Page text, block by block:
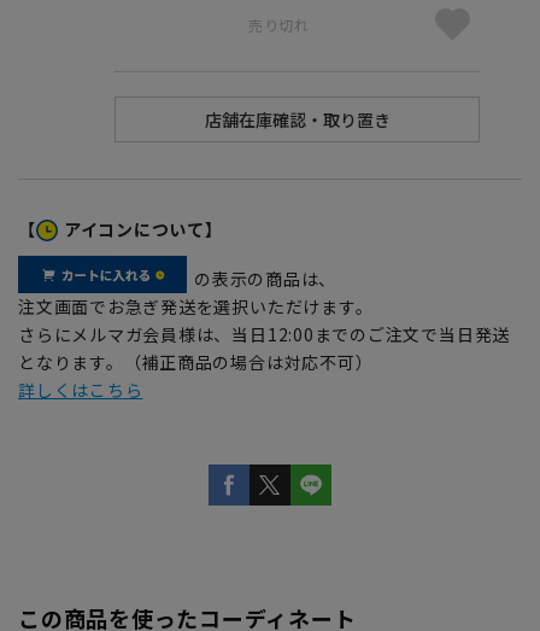
売り切れ
【 アイコンについて】
の表示の商品は、
注文画面でお急ぎ発送を選択いただけます。
さらにメルマガ会員様は、当日12:00までのご注文で当日発送
となります。（補正商品の場合は対応不可）
詳しくはこちら
この商品を使ったコーディネート